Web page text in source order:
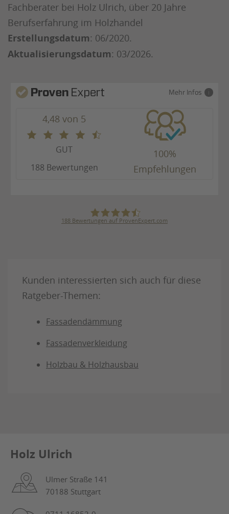
Fachberater bei Holz Ulrich, über 20 Jahre
Berufserfahrung im Holzhandel
Erstellungsdatum: 06/2020.
Aktualisierungsdatum: 03/2026.
Mehr Infos
4,48 von 5
GUT
188 Bewertungen
100%
Empfehlungen
188 Bewertungen auf ProvenExpert.com
Kunden interessierten sich auch für diese
Ratgeber-Themen:
Fassadendämmung
Fassadenverkleidung
Holzbau & Holzhausbau
Holz Ulrich
Ulmer Straße 141
70188 Stuttgart